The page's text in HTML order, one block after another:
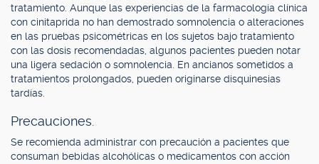
tratamiento. Aunque las experiencias de la farmacología clínica
con cinitaprida no han demostrado somnolencia o alteraciones
en las pruebas psicométricas en los sujetos bajo tratamiento
con las dosis recomendadas, algunos pacientes pueden notar
una ligera sedación o somnolencia. En ancianos sometidos a
tratamientos prolongados, pueden originarse disquinesias
tardías.
Precauciones.
Se recomienda administrar con precaución a pacientes que
consuman bebidas alcohólicas o medicamentos con acción